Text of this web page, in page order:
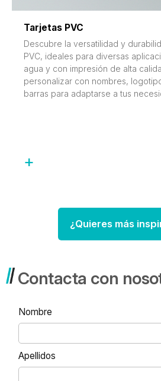
Tarjetas PVC
Descubre la versatilidad y
PVC, ideales para diversas
agua y con impresión de alta
personalizar con nombres,
barras para adaptarse a tus
+
¿Quieres más
Contacta con
Nombre
Apellidos